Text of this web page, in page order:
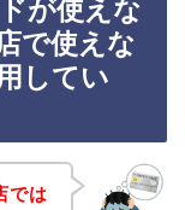
が使えな
で使えな
してい
では